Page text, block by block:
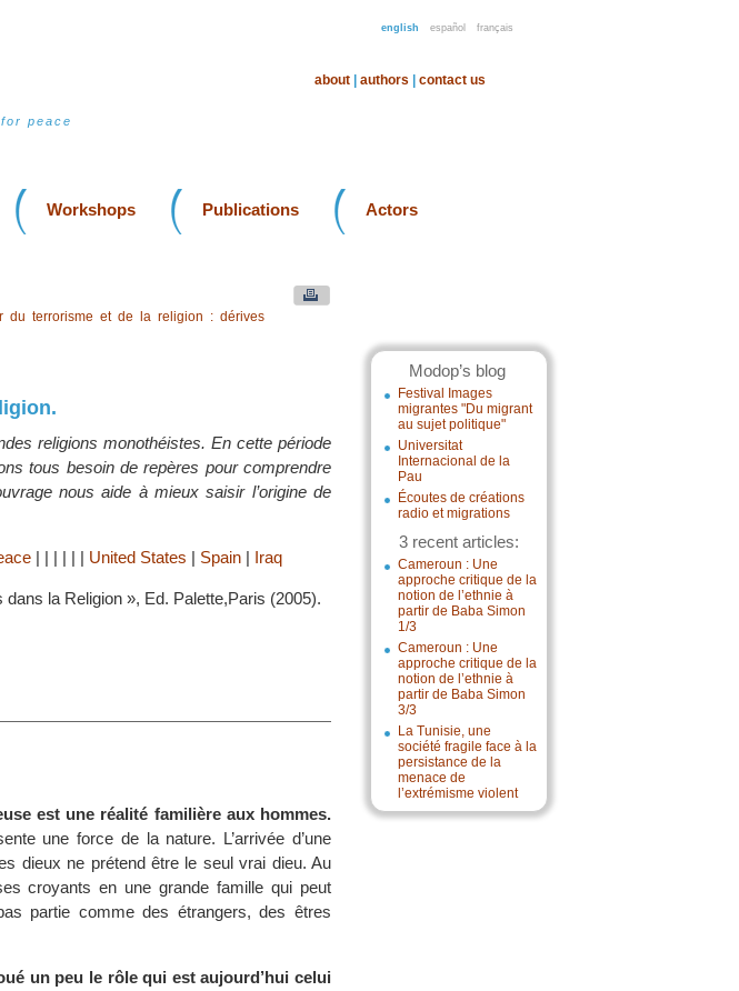
english español français
peace
about authors contact us
Workshops Publications Actors
Modop’s blog
Festival Images
migrantes "Du migrant
au sujet politique"
Universitat
Internacional de la
Pau
Écoutes de créations
radio et migrations
3 recent articles:
Cameroun : Une
approche critique de la
notion de l’ethnie à
partir de Baba Simon
1/3
Cameroun : Une
approche critique de la
notion de l’ethnie à
partir de Baba Simon
3/3
La Tunisie, une
société fragile face à la
persistance de la
menace de
l’extrémisme violent
du terrorisme et de la religion : dérives
religions monothéistes. En cette période
tous besoin de repères pour comprendre
nous aide à mieux saisir l’origine de
| | | | | | United States | Spain | Iraq
la Religion », Ed. Palette,Paris (2005).
est une réalité familière aux hommes.
une force de la nature. L’arrivée d’une
dieux ne prétend être le seul vrai dieu. Au
croyants en une grande famille qui peut
partie comme des étrangers, des êtres
un peu le rôle qui est aujourd’hui celui